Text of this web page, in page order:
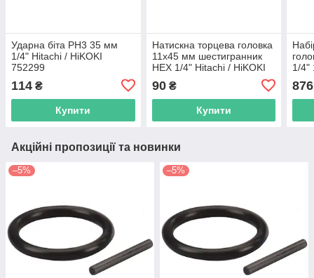
Ударна біта РН3 35 мм
1/4" Hitachi / HiKOKI
752299
114 ₴
Купити
Натискна торцева головка
11х45 мм шестигранник
HEX 1/4" Hitachi / HiKOKI
90₴
Купити
1/4"
+
876
Акційні пропозиції та новинки
–5% –5%